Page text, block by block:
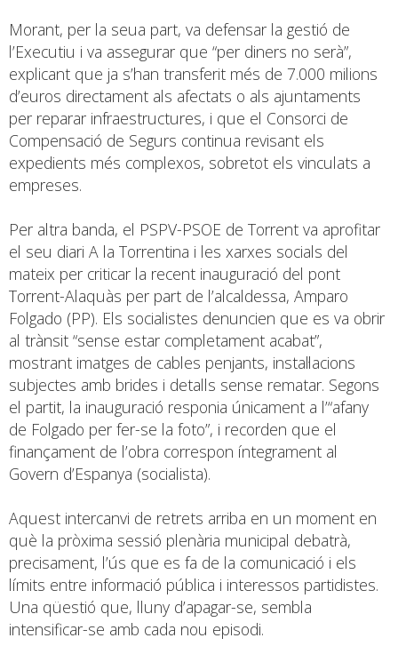
Morant, per la seua part, va defensar la gestió de
l’Executiu i va assegurar que “per diners no serà”,
explicant que ja s’han transferit més de 7.000 milions
d’euros directament als afectats o als ajuntaments
per reparar infraestructures, i que el Consorci de
Compensació de Segurs continua revisant els
expedients més complexos, sobretot els vinculats a
empreses.
Per altra banda, el PSPV-PSOE de Torrent va aprofitar
el seu diari A la Torrentina i les xarxes socials del
mateix per criticar la recent inauguració del pont
Torrent-Alaquàs per part de l’alcaldessa, Amparo
Folgado (PP). Els socialistes denuncien que es va obrir
al trànsit “sense estar completament acabat”,
mostrant imatges de cables penjants, instal·lacions
subjectes amb brides i detalls sense rematar. Segons
el partit, la inauguració responia únicament a l’“afany
de Folgado per fer-se la foto”, i recorden que el
finançament de l’obra correspon íntegrament al
Govern d’Espanya (socialista).
Aquest intercanvi de retrets arriba en un moment en
què la pròxima sessió plenària municipal debatrà,
precisament, l’ús que es fa de la comunicació i els
límits entre informació pública i interessos partidistes.
Una qüestió que, lluny d’apagar-se, sembla
intensificar-se amb cada nou episodi.